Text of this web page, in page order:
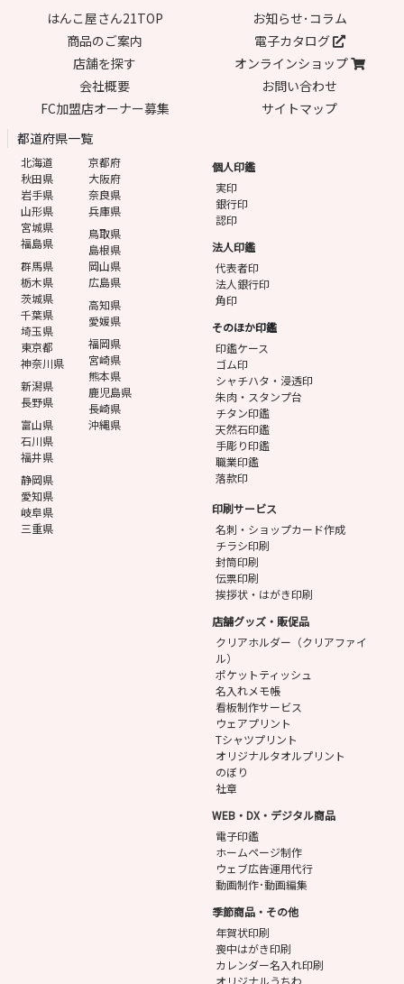
はんこ屋さん21TOP
お知らせ･コラム
商品のご案内
電子カタログ
店舗を探す
オンラインショップ
会社概要
お問い合わせ
FC加盟店オーナー募集
サイトマップ
都道府県一覧
北海道
秋田県
岩手県
山形県
宮城県
福島県
群馬県
栃木県
茨城県
千葉県
埼玉県
東京都
神奈川県
新潟県
長野県
富山県
石川県
福井県
静岡県
愛知県
岐阜県
三重県
京都府
大阪府
奈良県
兵庫県
鳥取県
島根県
岡山県
広島県
高知県
愛媛県
福岡県
宮崎県
熊本県
鹿児島県
長崎県
沖縄県
個人印鑑
実印
銀行印
認印
法人印鑑
代表者印
法人銀行印
角印
そのほか印鑑
印鑑ケース
ゴム印
シャチハタ・浸透印
朱肉・スタンプ台
チタン印鑑
天然石印鑑
手彫り印鑑
職業印鑑
落款印
印刷サービス
名刺・ショップカード作成
チラシ印刷
封筒印刷
伝票印刷
挨拶状・はがき印刷
店舗グッズ・販促品
クリアホルダー（クリアファイ
ル）
ポケットティッシュ
名入れメモ帳
看板制作サービス
ウェアプリント
Tシャツプリント
オリジナルタオルプリント
のぼり
社章
WEB・DX・デジタル商品
電子印鑑
ホームページ制作
ウェブ広告運用代行
動画制作･動画編集
季節商品・その他
年賀状印刷
喪中はがき印刷
カレンダー名入れ印刷